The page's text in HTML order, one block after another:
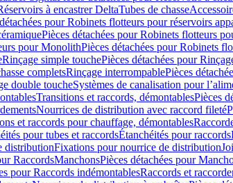
à encastrer DeltaTubes de chasse
pour Robinets flotteurs pour réservoirs
Pièces détachées pour Robinets flotteurs
pour MonolithPièces détachées pour Robinets
Rinçage simple touchePièces détachées pour
completsRinçage interrompablePièces
double toucheSystèmes de canalisation pour
Transitions et raccords, démontablesPièces
Nourrices de distribution avec raccord fileté
et raccords pour chauffage, démontables
pour tubes et raccordsÉtanchéités pour raccords
distributionFixations pour nourrice de distribution
RaccordsManchonsPièces détachées pour
pour Raccords indémontablesRaccords et